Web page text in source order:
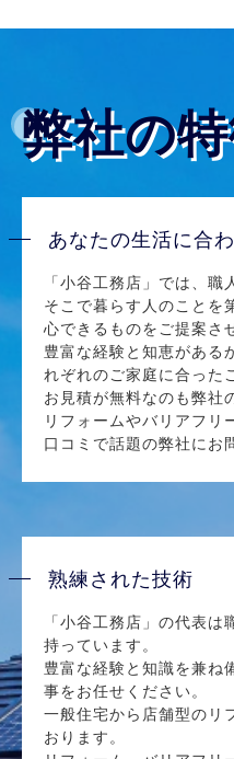
弊社の
あなたの生活に合
「小谷工務店」では、職
そこで暮らす人のことを
心できるものをご提案さ
豊富な経験と知恵がある
れぞれのご家庭に合った
お見積が無料なのも弊社
リフォームやバリアフリ
口コミで話題の弊社にお
熟練された技術
「小谷工務店」の代表
持っています。
豊富な経験と知識を兼ね
事をお任せください。
一般住宅から店舗型のリ
おります。